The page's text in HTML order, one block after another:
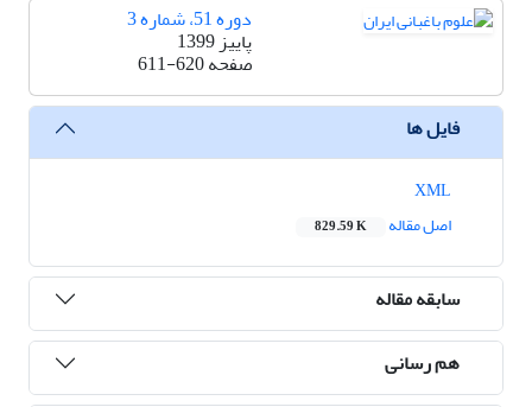
دوره 51، شماره 3
پاییز 1399
صفحه611-620
فایل ها
اصل مقاله
829.59 K
سابقه مقاله
هم رسانی